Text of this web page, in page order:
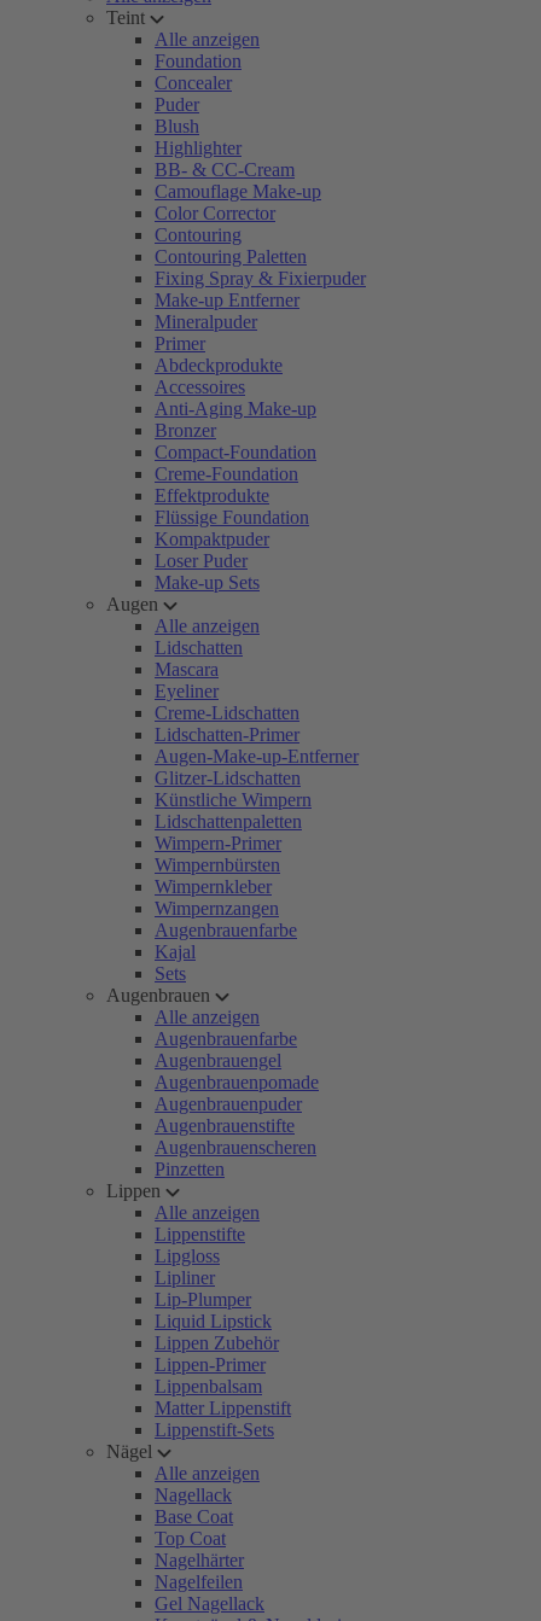
Teint
Alle anzeigen
Foundation
Concealer
Puder
Blush
Highlighter
BB- & CC-Cream
Camouflage Make-up
Color Corrector
Contouring
Contouring Paletten
Fixing Spray & Fixierpuder
Make-up Entferner
Mineralpuder
Primer
Abdeckprodukte
Accessoires
Anti-Aging Make-up
Bronzer
Compact-Foundation
Creme-Foundation
Effektprodukte
Flüssige Foundation
Kompaktpuder
Loser Puder
Make-up Sets
Augen
Alle anzeigen
Lidschatten
Mascara
Eyeliner
Creme-Lidschatten
Lidschatten-Primer
Augen-Make-up-Entferner
Glitzer-Lidschatten
Künstliche Wimpern
Lidschattenpaletten
Wimpern-Primer
Wimpernbürsten
Wimpernkleber
Wimpernzangen
Augenbrauenfarbe
Kajal
Sets
Augenbrauen
Alle anzeigen
Augenbrauenfarbe
Augenbrauengel
Augenbrauenpomade
Augenbrauenpuder
Augenbrauenstifte
Augenbrauenscheren
Pinzetten
Lippen
Alle anzeigen
Lippenstifte
Lipgloss
Lipliner
Lip-Plumper
Liquid Lipstick
Lippen Zubehör
Lippen-Primer
Lippenbalsam
Matter Lippenstift
Lippenstift-Sets
Nägel
Alle anzeigen
Nagellack
Base Coat
Top Coat
Nagelhärter
Nagelfeilen
Gel Nagellack